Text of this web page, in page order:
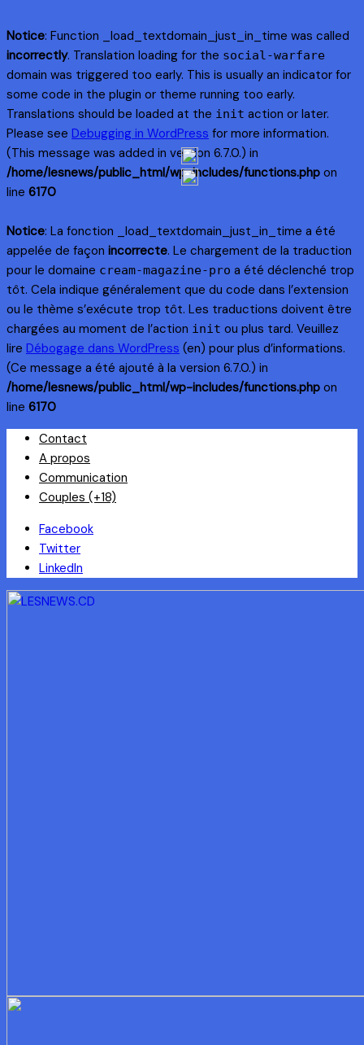
Notice: Function _load_textdomain_just_in_time was called
incorrectly. Translation loading for the social-warfare
domain was triggered too early. This is usually an indicator for
some code in the plugin or theme running too early.
Translations should be loaded at the init action or later.
Please see Debugging in WordPress for more information.
(This message was added in version 6.7.0.) in
/home/lesnews/public_html/wp-includes/functions.php on
line 6170
Notice: La fonction _load_textdomain_just_in_time a été
appelée de façon incorrecte. Le chargement de la traduction
pour le domaine cream-magazine-pro a été déclenché trop
tôt. Cela indique généralement que du code dans l’extension
ou le thème s’exécute trop tôt. Les traductions doivent être
chargées au moment de l’action init ou plus tard. Veuillez
lire Débogage dans WordPress (en) pour plus d’informations.
(Ce message a été ajouté à la version 6.7.0.) in
/home/lesnews/public_html/wp-includes/functions.php on
line 6170
Skip
content
Contact
A propos
Communication
Couples (+18)
Facebook
Twitter
LinkedIn